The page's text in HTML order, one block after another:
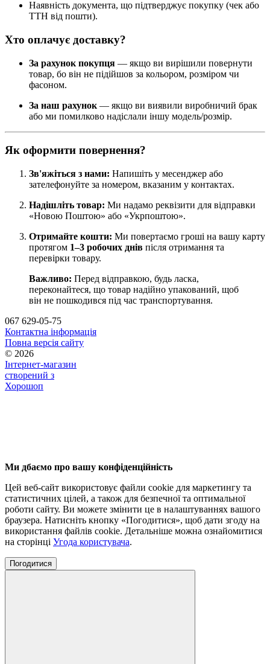
Наявність документа, що підтверджує покупку (чек або
ТТН від пошти).
Хто оплачує доставку?
За рахунок покупця — якщо ви вирішили повернути
товар, бо він не підійшов за кольором, розміром чи
фасоном.
За наш рахунок — якщо ви виявили виробничий брак
або ми помилково надіслали іншу модель/розмір.
Як оформити повернення?
Зв'яжіться з нами: Напишіть у месенджер або
зателефонуйте за номером, вказаним у контактах.
Надішліть товар: Ми надамо реквізити для відправки
«Новою Поштою» або «Укрпоштою».
Отримайте кошти: Ми повертаємо гроші на вашу карту
протягом 1–3 робочих днів після отримання та
перевірки товару.
Важливо: Перед відправкою, будь ласка,
переконайтеся, що товар надійно упакований, щоб
він не пошкодився під час транспортування.
067 629-05-75
Контактна інформація
Повна версія сайту
© 2026
Інтернет-магазин
створений з
Хорошоп
Ми дбаємо про вашу конфіденційність
Цей веб-сайт використовує файли cookie для маркетингу та
статистичних цілей, а також для безпечної та оптимальної
роботи сайту. Ви можете змінити це в налаштуваннях вашого
браузера. Натисніть кнопку «Погодитися», щоб дати згоду на
використання файлів cookie. Детальніше можна ознайомитися
на сторінці Угода користувача.
Погодитися